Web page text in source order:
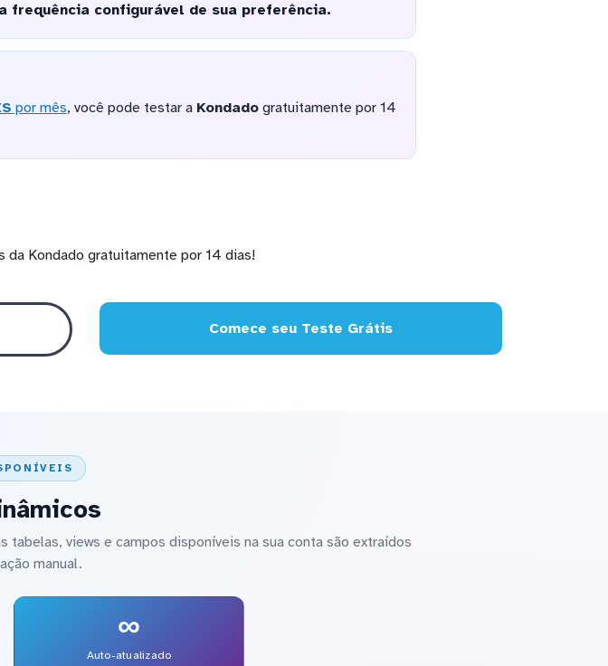
frequência configurável de sua preferência.
por mês, você pode testar a Kondadogratuitamente por 14
da Kondado gratuitamente por 14 dias!
Comece seu Teste Grátis
views e campos disponíveis na sua conta são extraídos
manual.
∞
Auto-atualizado